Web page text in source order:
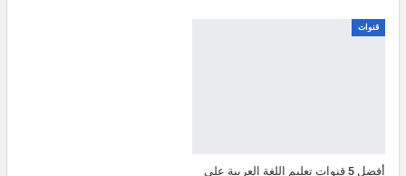
قنوات
أفضل 5 قنوات تعليم اللغة العربية على